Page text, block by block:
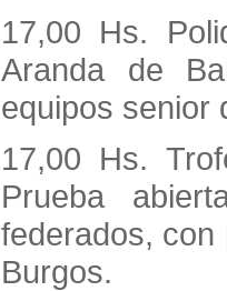
17,00 Hs.
Aranda de
equipos senior
17,00 Hs.
Prueba
federados, con
Burgos.